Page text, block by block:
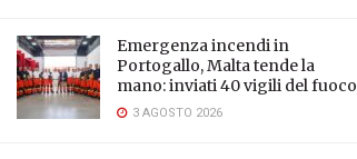
Emergenza incendi in
Portogallo, Malta tende la
mano: inviati 40 vigili del fuoco
3 AGOSTO 2026